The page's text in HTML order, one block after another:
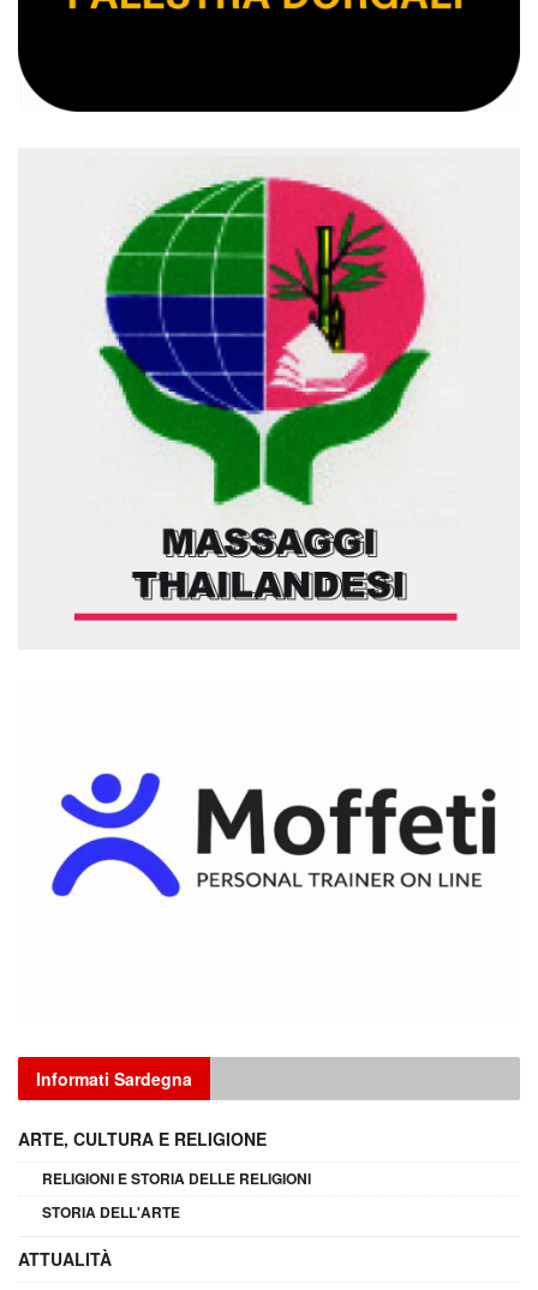
Informati Sardegna
ARTE, CULTURA E RELIGIONE
RELIGIONI E STORIA DELLE RELIGIONI
STORIA DELL'ARTE
ATTUALITÀ